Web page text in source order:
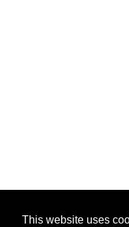
This website uses